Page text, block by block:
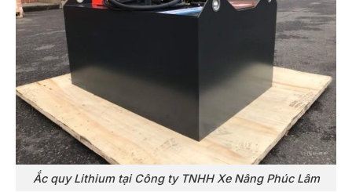
Ắc quy Lithium tại Công ty TNHH Xe Nâng Phúc Lâm